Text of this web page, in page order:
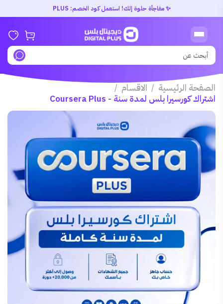
✨ مفاجأة حلوة إلك! استعمل كود الخصم: PLUS
الصفحة الرئيسية / الاقسام /
اشتراك كورسيرا بلس لمدة سنة - Coursera Plus